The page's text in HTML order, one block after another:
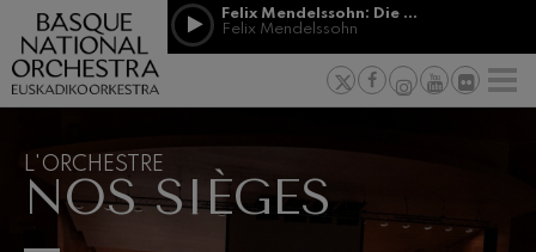
Passer au contenu principal
Travailler
PARRAINAGE
ET MÉCÉNAT
L'ORCHESTRE
NOS SIÈGES
Felix Mendelssohn: Die erste Walpurgisnacht
Felix Mendelssohn
Felix Mendelssohn: Die erste
Walpurgisnacht
Felix Mendelssohn
Johann Sebastian Bach: Ich
Habe Genug
Johann Sebastian Bach